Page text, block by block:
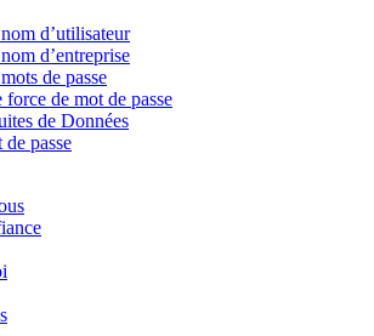
d’utilisateur
d’entreprise
de passe
de mot de passe
de Données
de passe